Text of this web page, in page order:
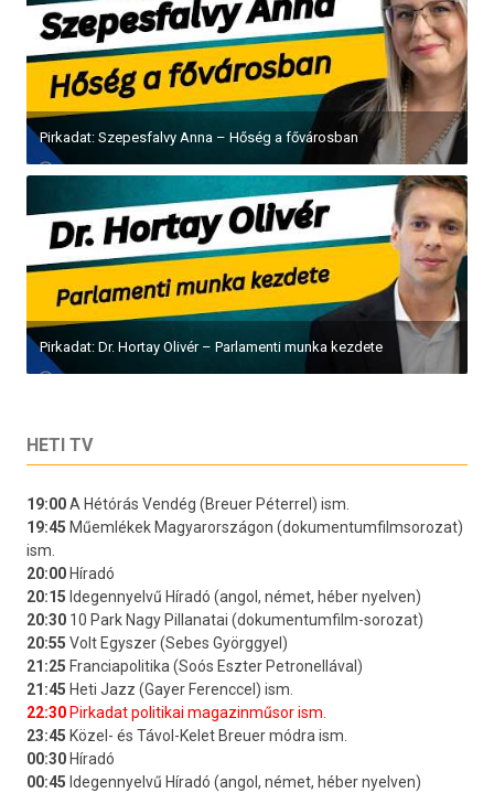
Pirkadat: Szepesfalvy Anna – Hőség a fővárosban
Pirkadat: Dr. Hortay Olivér – Parlamenti munka kezdete
HETI TV